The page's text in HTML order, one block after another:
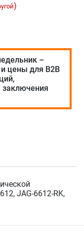
)
–
и цены для В2В
заключения
JAG-6612-RK,